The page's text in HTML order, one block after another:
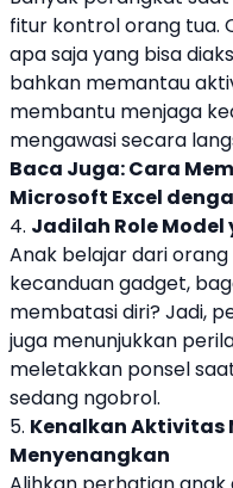
fitur kontrol orang tua.
apa saja yang bisa
bahkan memantau
membantu menjaga
mengawasi secara
Baca Juga:Cara
Microsoft Excel
4. Jadilah Role Model
Anak belajar dari
kecanduan gadget,
membatasi diri? Jadi,
juga menunjukkan
meletakkan ponsel
sedang ngobrol.
5. Kenalkan Aktivitas
Menyenangkan